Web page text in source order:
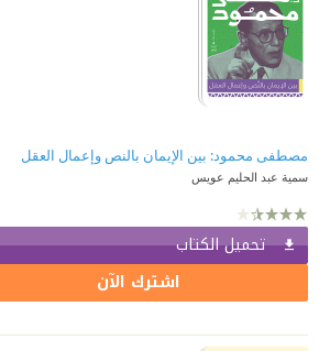
مصطفى محمود: بين الإيمان بالنص وإعمال العقل
سمية عبد الحليم عويس
تحميل الكتاب
اشترك الآن